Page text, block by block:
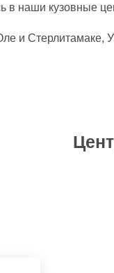
в наши
и Стерлитамаке,